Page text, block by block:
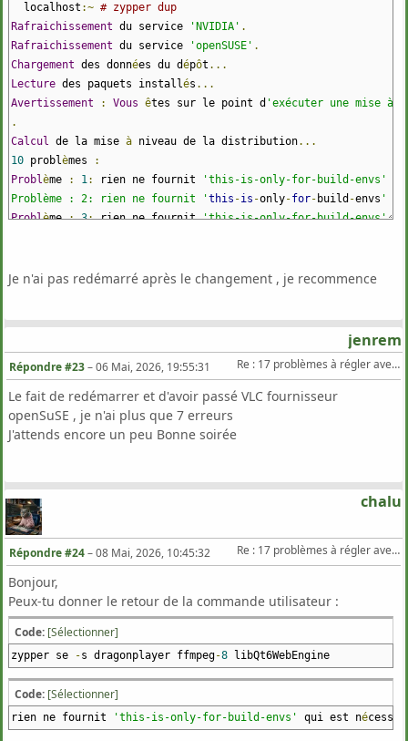
localhost :~ # zypper dup
Rafraichissement du service 'NVIDIA' .
Rafraichissement du service 'openSUSE' .
Chargement des données du dépôt ...
Lecture des paquets installés ...
Avertissement
: Vous êtes sur le point d 'exécuter une mise à
.
Calcul de la mise à niveau de la distribution...
10 problèmes
:
Problème : 1: rien ne fournit 'this-is-only-for-build-envs'
Problème : 2: rien ne fournit 'this -is -only-for- build -envs '
Problème: 3:rien ne fournit'this-is-only-for-build-envs'
Problème : 6: rien ne fournit 'this-is-only-for-build-envs
Problème : 8: rien ne fournit 'this-is-only-for-build-envs'
Problème: 9 : rien ne fournit'this-is-only-for-build-envs'
Problème : 10: rien ne fournit '
this - is- only for
Probl me rien ne fournit 'this-is-only-for-build-envs'
désinstallation de libQt6WebEngineQuick6-6.11.0-1.1.x86_64
désinstallation de dragonplayer-lang-25.12.3-1.3.noarch
Je n'ai pas redémarré après le changement , je recommence
jenrem
Re : 17 problèmes à régler avec Zypper Dup sur TW
Répondre #23–06 Mai, 2026, 19:55:31
Le fait de redémarrer et d'avoir passé VLC fournisseur
openSuSE , je n'ai plus que 7 erreurs
J'attends encore un peu Bonne soirée
chalu
Re : 17 problèmes à régler avec Zypper Dup sur TW
Répondre #24–08 Mai, 2026, 10:45:32
Bonjour,
Peux-tu donner le retour de la commande utilisateur :
Code: [Sélectionner]
zypper se -s dragonplayer ffmpeg-8 libQt6WebEngine
Code: [Sélectionner]
rien ne fournit 'this-is-only-for-build-envs' qui est né